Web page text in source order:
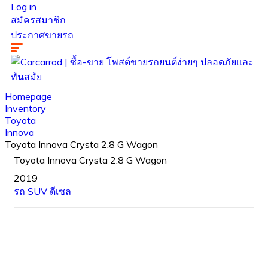
Log in
สมัครสมาชิก
ประกาศขายรถ
Homepage
Inventory
Toyota
Innova
Toyota Innova Crysta 2.8 G Wagon
Toyota Innova Crysta 2.8 G Wagon
2019
รถ SUV ดีเซล